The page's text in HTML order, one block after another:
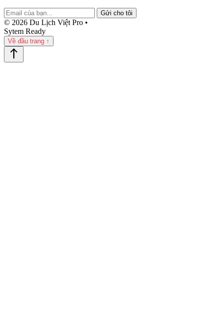
Gửi cho tôi
© 2026 Du Lịch Việt Pro •
Sytem Ready
Về đầu trang ↑
north